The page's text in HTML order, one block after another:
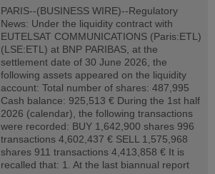
PARIS--(BUSINESS WIRE)--Regulatory
News: Under the liquidity contract with
EUTELSAT COMMUNICATIONS (Paris:ETL)
(LSE:ETL) at BNP PARIBAS, at the
settlement date of 30 June 2026, the
following assets appeared on the liquidity
account: Total number of shares: 487,995
Cash balance: 925,513 € During the 1st half
2026 (calendar), the following transactions
were recorded: BUY 1,642,900 shares 996
transactions 4,602,437 € SELL 1,575,968
shares 911 transactions 4,413,858 € It is
recalled that: 1. At the last biannual report